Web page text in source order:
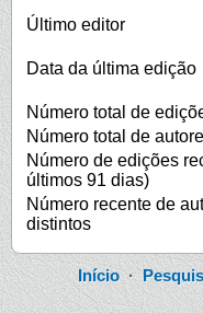
Último editor
Data da última edição
Número total de
Número total de
Número de edições
últimos 91 dias)
Número recente de
distintos
Início·